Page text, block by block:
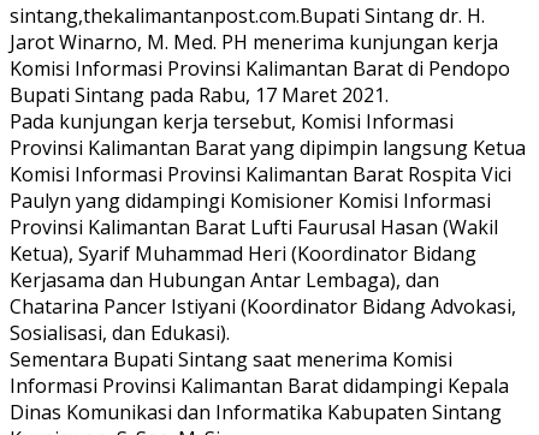
sintang,thekalimantanpost.com.Bupati Sintang dr. H.
Jarot Winarno, M. Med. PH menerima kunjungan kerja
Komisi Informasi Provinsi Kalimantan Barat di Pendopo
Bupati Sintang pada Rabu, 17 Maret 2021.
Pada kunjungan kerja tersebut, Komisi Informasi
Provinsi Kalimantan Barat yang dipimpin langsung Ketua
Komisi Informasi Provinsi Kalimantan Barat Rospita Vici
Paulyn yang didampingi Komisioner Komisi Informasi
Provinsi Kalimantan Barat Lufti Faurusal Hasan (Wakil
Ketua), Syarif Muhammad Heri (Koordinator Bidang
Kerjasama dan Hubungan Antar Lembaga), dan
Chatarina Pancer Istiyani (Koordinator Bidang Advokasi,
Sosialisasi, dan Edukasi).
Sementara Bupati Sintang saat menerima Komisi
Informasi Provinsi Kalimantan Barat didampingi Kepala
Dinas Komunikasi dan Informatika Kabupaten Sintang